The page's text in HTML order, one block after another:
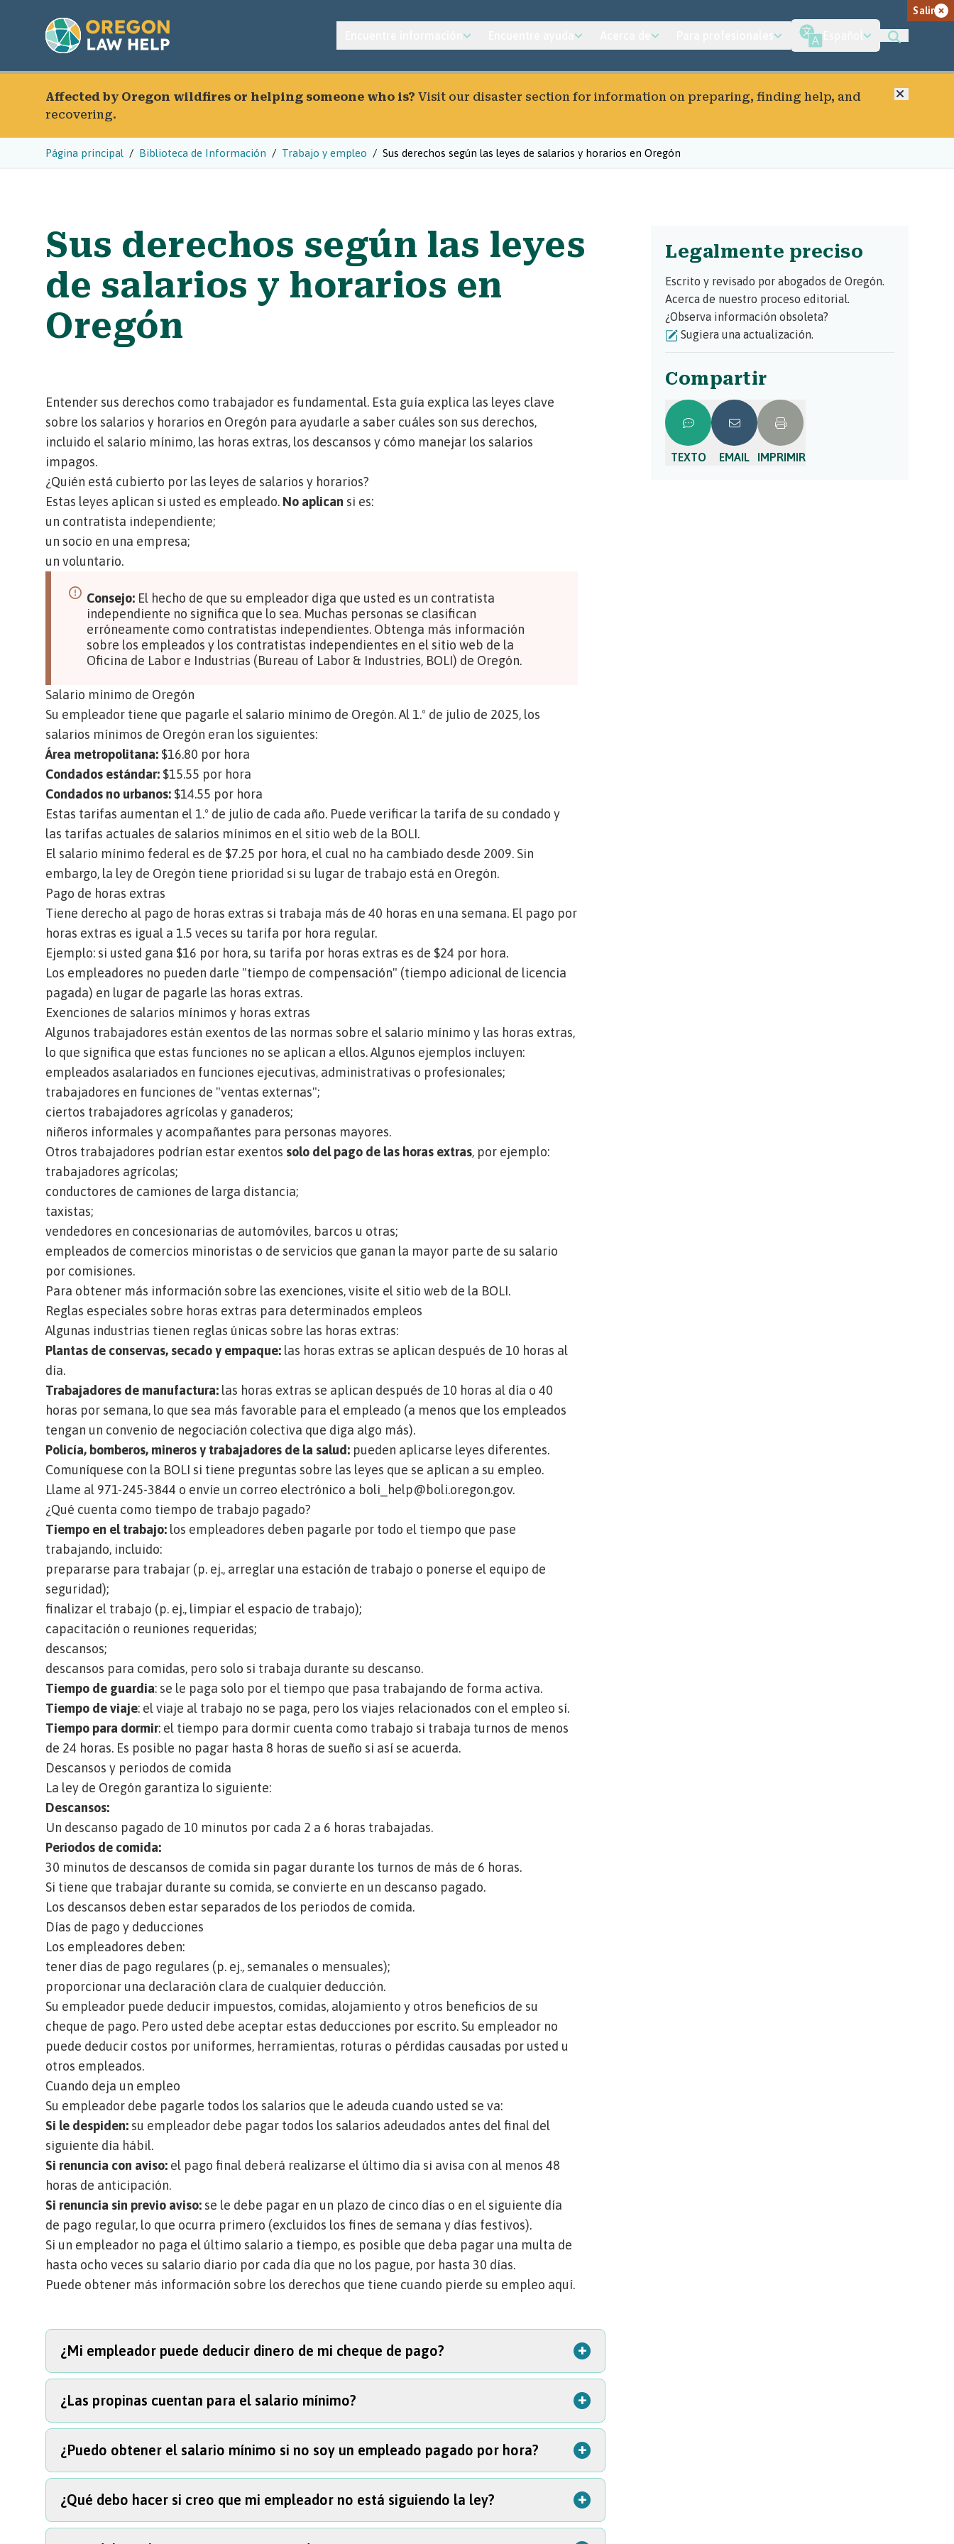
Salir
Affected by Oregon wildfires or helping someone who is? Visit our disaster section for information on preparing, finding help, and
recovering.
Cerrar
Página principal Biblioteca de Información Trabajo y empleo Sus derechos según las leyes de salarios y horarios en Oregón
Sus derechos según las leyes
de salarios y horarios en
Oregón
Entender sus derechos como trabajador es fundamental. Esta guía explica las leyes clave
sobre los salarios y horarios en Oregón para ayudarle a saber cuáles son sus derechos,
incluido el salario mínimo, las horas extras, los descansos y cómo manejar los salarios
impagos.
¿Quién está cubierto por las leyes de salarios y horarios?
Estas leyes aplican si usted es empleado. No aplican si es:
un contratista independiente;
un socio en una empresa;
un voluntario.
Consejo: El hecho de que su empleador diga que usted es un contratista
independiente no significa que lo sea. Muchas personas se clasifican
erróneamente como contratistas independientes. Obtenga más información
sobre los empleados y los contratistas independientes en el sitio web de la
Oficina de Labor e Industrias (Bureau of Labor & Industries, BOLI) de Oregón.
Salario mínimo de Oregón
Su empleador tiene que pagarle el salario mínimo de Oregón. Al 1.º de julio de 2025, los
salarios mínimos de Oregón eran los siguientes:
Área metropolitana: $16.80 por hora
Condados estándar: $15.55 por hora
Condados no urbanos: $14.55 por hora
Estas tarifas aumentan el 1.º de julio de cada año. Puede verificar la tarifa de su condado y
las tarifas actuales de salarios mínimos en el sitio web de la BOLI.
El salario mínimo federal es de $7.25 por hora, el cual no ha cambiado desde 2009. Sin
embargo, la ley de Oregón tiene prioridad si su lugar de trabajo está en Oregón.
Pago de horas extras
Tiene derecho al pago de horas extras si trabaja más de 40 horas en una semana. El pago por
horas extras es igual a 1.5 veces su tarifa por hora regular.
Ejemplo: si usted gana $16 por hora, su tarifa por horas extras es de $24 por hora.
Los empleadores no pueden darle "tiempo de compensación" (tiempo adicional de licencia
pagada) en lugar de pagarle las horas extras.
Exenciones de salarios mínimos y horas extras
Algunos trabajadores están exentos de las normas sobre el salario mínimo y las horas extras,
lo que significa que estas funciones no se aplican a ellos. Algunos ejemplos incluyen:
empleados asalariados en funciones ejecutivas, administrativas o profesionales;
trabajadores en funciones de "ventas externas";
ciertos trabajadores agrícolas y ganaderos;
niñeros informales y acompañantes para personas mayores.
Otros trabajadores podrían estar exentos solo del pago de las horas extras, por ejemplo:
trabajadores agrícolas;
conductores de camiones de larga distancia;
taxistas;
vendedores en concesionarias de automóviles, barcos u otras;
empleados de comercios minoristas o de servicios que ganan la mayor parte de su salario
por comisiones.
Para obtener más información sobre las exenciones, visite el sitio web de la BOLI.
Reglas especiales sobre horas extras para determinados empleos
Algunas industrias tienen reglas únicas sobre las horas extras:
Plantas de conservas, secado y empaque: las horas extras se aplican después de 10 horas al
día.
Trabajadores de manufactura: las horas extras se aplican después de 10 horas al día o 40
horas por semana, lo que sea más favorable para el empleado (a menos que los empleados
tengan un convenio de negociación colectiva que diga algo más).
Policía, bomberos, mineros y trabajadores de la salud: pueden aplicarse leyes diferentes.
Comuníquese con la BOLI si tiene preguntas sobre las leyes que se aplican a su empleo.
Llame al 971-245-3844 o envíe un correo electrónico a boli_help@boli.oregon.gov.
¿Qué cuenta como tiempo de trabajo pagado?
Tiempo en el trabajo: los empleadores deben pagarle por todo el tiempo que pase
trabajando, incluido:
prepararse para trabajar (p. ej., arreglar una estación de trabajo o ponerse el equipo de
seguridad);
finalizar el trabajo (p. ej., limpiar el espacio de trabajo);
capacitación o reuniones requeridas;
descansos;
descansos para comidas, pero solo si trabaja durante su descanso.
Tiempo de guardia: se le paga solo por el tiempo que pasa trabajando de forma activa.
Tiempo de viaje: el viaje al trabajo no se paga, pero los viajes relacionados con el empleo sí.
Tiempo para dormir: el tiempo para dormir cuenta como trabajo si trabaja turnos de menos
de 24 horas. Es posible no pagar hasta 8 horas de sueño si así se acuerda.
Descansos y periodos de comida
La ley de Oregón garantiza lo siguiente:
Descansos:
Un descanso pagado de 10 minutos por cada 2 a 6 horas trabajadas.
Periodos de comida:
30 minutos de descansos de comida sin pagar durante los turnos de más de 6 horas.
Si tiene que trabajar durante su comida, se convierte en un descanso pagado.
Los descansos deben estar separados de los periodos de comida.
Días de pago y deducciones
Los empleadores deben:
tener días de pago regulares (p. ej., semanales o mensuales);
proporcionar una declaración clara de cualquier deducción.
Su empleador puede deducir impuestos, comidas, alojamiento y otros beneficios de su
cheque de pago. Pero usted debe aceptar estas deducciones por escrito. Su empleador no
puede deducir costos por uniformes, herramientas, roturas o pérdidas causadas por usted u
otros empleados.
Cuando deja un empleo
Su empleador debe pagarle todos los salarios que le adeuda cuando usted se va:
Si le despiden: su empleador debe pagar todos los salarios adeudados antes del final del
siguiente día hábil.
Si renuncia con aviso: el pago final deberá realizarse el último día si avisa con al menos 48
horas de anticipación.
Si renuncia sin previo aviso: se le debe pagar en un plazo de cinco días o en el siguiente día
de pago regular, lo que ocurra primero (excluidos los fines de semana y días festivos).
Si un empleador no paga el último salario a tiempo, es posible que deba pagar una multa de
hasta ocho veces su salario diario por cada día que no los pague, por hasta 30 días.
Puede obtener más información sobre los derechos que tiene cuando pierde su empleo aquí.
¿Mi empleador puede deducir dinero de mi cheque de pago? +
Sí, para impuestos, comidas y alojamiento con su consentimiento por escrito. No se
permiten deducciones por uniformes, herramientas o daños si estas reducen su pago por
debajo del salario mínimo.
¿Las propinas cuentan para el salario mínimo? +
No, las propinas son aparte y no cuentan para los cálculos del salario mínimo en Oregón.
¿Puedo obtener el salario mínimo si no soy un empleado pagado por hora? +
Incluso si le pagan en una tarifa de pago por pieza, por comisión o por día, su salario total
debe ser al menos el salario mínimo por cada hora trabajada, a menos que sea un
¿Qué debo hacer si creo que mi empleador no está siguiendo la ley? +
Legalmente preciso
Escrito y revisado por abogados de Oregón.
Acerca de nuestro proceso editorial.
¿Observa información obsoleta?
Sugiera una actualización.
Compartir
TEXTO EMAIL IMPRIMIR